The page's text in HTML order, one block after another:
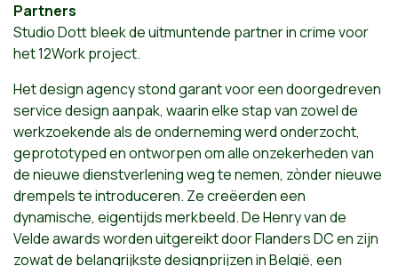
Partners
Studio Dott bleek de uitmuntende partner in crime voor
het 12Work project.
Het design agency stond garant voor een doorgedreven
service design aanpak, waarin elke stap van zowel de
werkzoekende als de onderneming werd onderzocht,
geprototyped en ontworpen om alle onzekerheden van
de nieuwe dienstverlening weg te nemen, zònder nieuwe
drempels te introduceren. Ze creëerden een
dynamische, eigentijds merkbeeld. De Henry van de
Velde awards worden uitgereikt door Flanders DC en zijn
zowat de belangrijkste designprijzen in België, een